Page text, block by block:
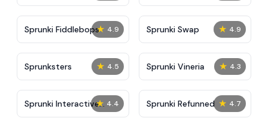
★ 4.9
Sprunki Fiddlebops ★ 4.9
Sprunki Swap
★ 4.5
Sprunksters ★ 4.3
Sprunki Vineria
★ 4.4
Sprunki Interactive
Tunner
★ 4.7
Sprunki Refunned